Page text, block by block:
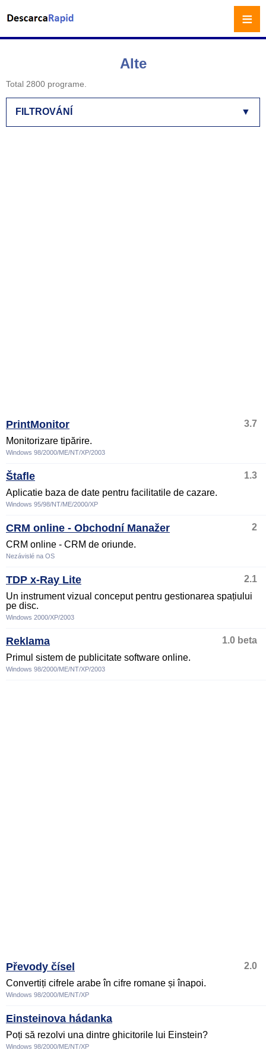
Alte
Total 2800 programe.
▼
FILTROVÁNÍ
PrintMonitor
3.7
Monitorizare tipărire.
Windows 98/2000/ME/NT/XP/2003
Štafle
1.3
Aplicatie baza de date pentru facilitatile de cazare.
Windows 95/98/NT/ME/2000/XP
CRM online - Obchodní Manažer
2
CRM online - CRM de oriunde.
Nezávislé na OS
TDP x-Ray Lite
2.1
Un instrument vizual conceput pentru gestionarea spațiului
pe disc.
Windows 2000/XP/2003
Reklama
1.0 beta
Primul sistem de publicitate software online.
Windows 98/2000/ME/NT/XP/2003
Převody čísel
2.0
Convertiți cifrele arabe în cifre romane și înapoi.
Windows 98/2000/ME/NT/XP
Einsteinova hádanka
Poți să rezolvi una dintre ghicitorile lui Einstein?
Windows 98/2000/ME/NT/XP
≡